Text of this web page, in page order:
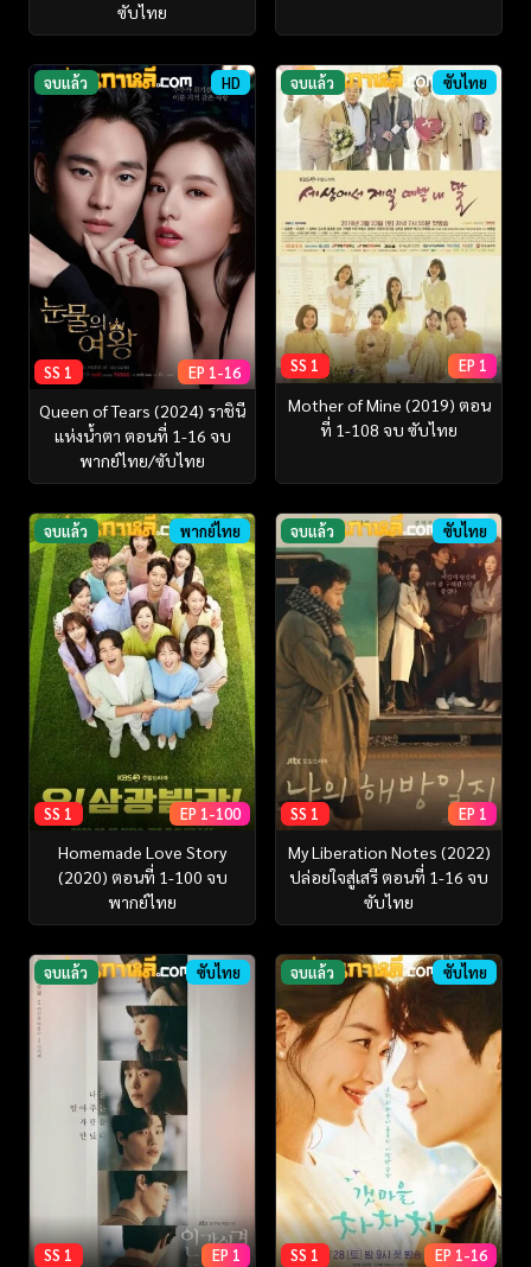
ซับไทย
จบแล้ว HD
SS 1 EP 1-16
Queen of Tears (2024) ราชินี
แห่งน้ำตา ตอนที่ 1-16 จบ
พากย์ไทย/ซับไทย
จบแล้ว ซับไทย
SS 1 EP 1
Mother of Mine (2019) ตอน
ที่ 1-108 จบ ซับไทย
จบแล้ว พากย์ไทย
SS 1 EP 1-100
Homemade Love Story
(2020) ตอนที่ 1-100 จบ
พากย์ไทย
จบแล้ว ซับไทย
SS 1 EP 1
My Liberation Notes (2022)
ปล่อยใจสู่เสรี ตอนที่ 1-16 จบ
ซับไทย
จบแล้ว ซับไทย
SS 1 EP 1
จบแล้ว ซับไทย
SS 1 EP 1-16